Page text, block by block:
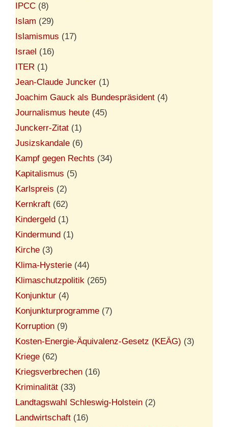
IPCC (8)
Islam (29)
Islamismus (17)
Israel (16)
ITER (1)
Jean-Claude Juncker (1)
Joachim Gauck als Bundespräsident (4)
Journalismus heute (45)
Junckerr-Zitat (1)
Jusizskandale (6)
Kampf gegen Rechts (34)
Kapitalismus (5)
Karlspreis (2)
Kernkraft (62)
Kindergeld (1)
Kindermund (1)
Kirche (3)
Klima-Hysterie (44)
Klimaschutzpolitik (265)
Konjunktur (4)
Konjunkturprogramme (7)
Korruption (9)
Kosten-Energie-Äquivalenz-Gesetz (KEÄG) (3)
Kriege (62)
Kriegsverbrechen (16)
Kriminalität (33)
Landtagswahl Schleswig-Holstein (2)
Landwirtschaft (16)